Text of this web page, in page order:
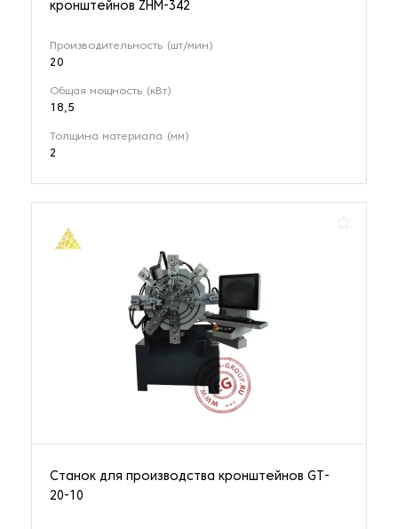
кронштейнов ZHM-342
Производительность (шт/мин)
20
Общая мощность (кВт)
18,5
Толщина материала (мм)
2
Станок для производства кронштейнов GT-
20-10